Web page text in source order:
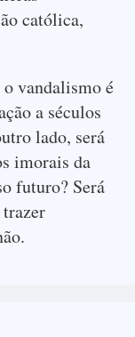
católica,
o vandalismo é
a séculos
lado, será
imorais da
futuro? Será